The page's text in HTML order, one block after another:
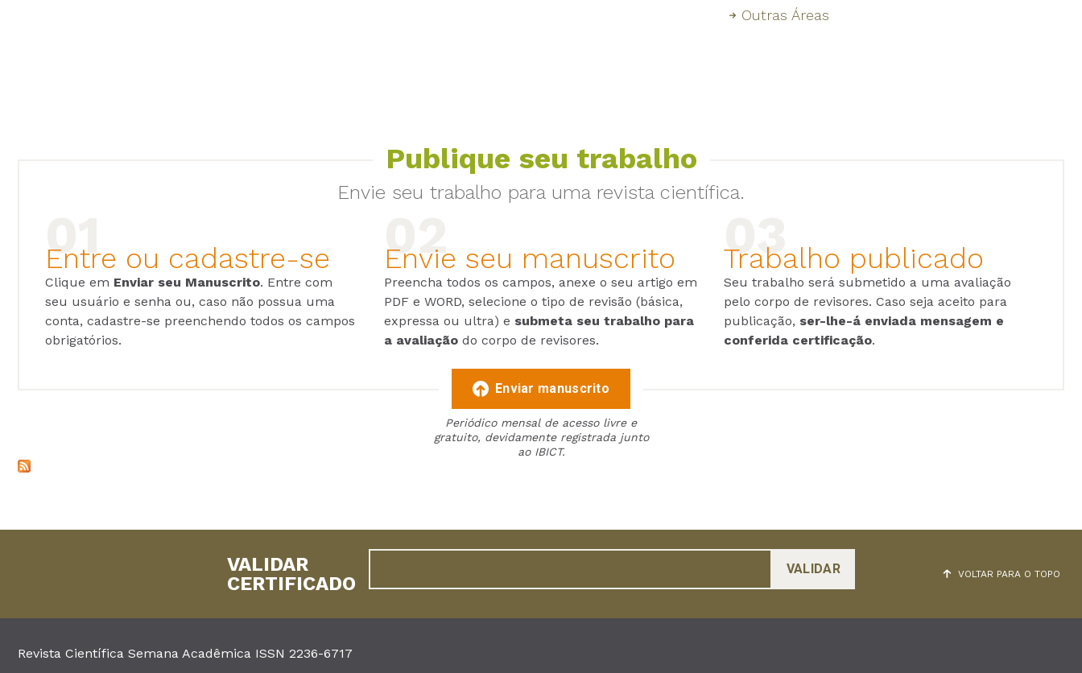
Outras Áreas
Publique seu trabalho
Envie seu trabalho para uma revista científica.
Entre ou cadastre-se
Clique em Enviar seu Manuscrito. Entre com
seu usuário e senha ou, caso não possua uma
conta, cadastre-se preenchendo todos os campos
obrigatórios.
Envie seu manuscrito
Preencha todos os campos, anexe o seu artigo em
PDF e WORD, selecione o tipo de revisão (básica,
expressa ou ultra) e submeta seu trabalho para
a avaliação do corpo de revisores.
Trabalho publicado
Seu trabalho será submetido a uma avaliação
pelo corpo de revisores. Caso seja aceito para
publicação, ser-lhe-á enviada mensagem e
conferida certificação.
Enviar manuscrito
Periódico mensal de acesso livre e
gratuito, devidamente registrada junto
ao IBICT.
VOLTAR PARA O TOPO
VALIDAR
CERTIFICADO
Revista Científica Semana Acadêmica ISSN 2236-6717